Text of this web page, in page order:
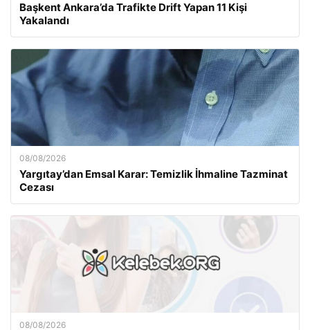
Başkent Ankara’da Trafikte Drift Yapan 11 Kişi
Yakalandı
08/08/2026
Yargıtay’dan Emsal Karar: Temizlik İhmaline Tazminat
Cezası
08/08/2026